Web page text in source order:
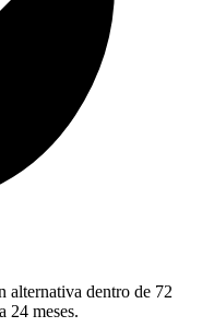
alternativa dentro de 72
24 meses.